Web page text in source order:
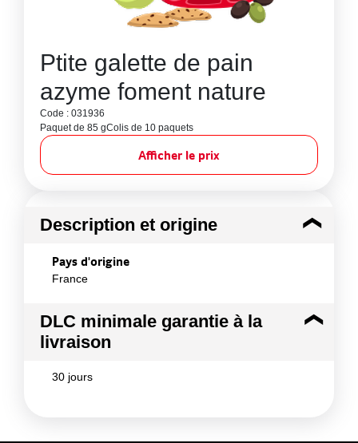
Ptite galette de pain
azyme foment nature
Code : 031936
Paquet de 85 gColis de 10 paquets
Afficher le prix
Description et origine
Pays d'origine
France
DLC minimale garantie à la
livraison
30 jours